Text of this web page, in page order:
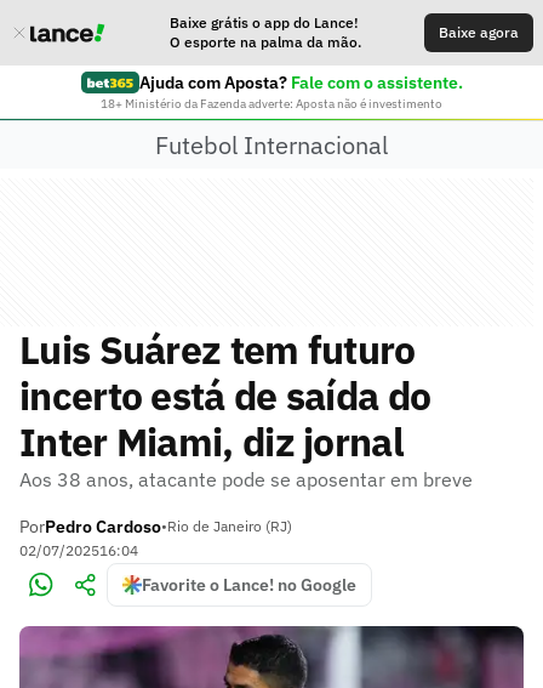
Baixe grátis o app do Lance!
O esporte na palma da mão.
Baixe agora
Ajuda com Aposta? Fale com o assistente.
18+ Ministério da Fazenda adverte: Aposta não é investimento
Futebol Internacional
Luis Suárez tem futuro
incerto está de saída do
Inter Miami, diz jornal
Aos 38 anos, atacante pode se aposentar em breve
PorPedro Cardoso•Rio de Janeiro (RJ)
02/07/202516:04
Favorite o Lance! no Google